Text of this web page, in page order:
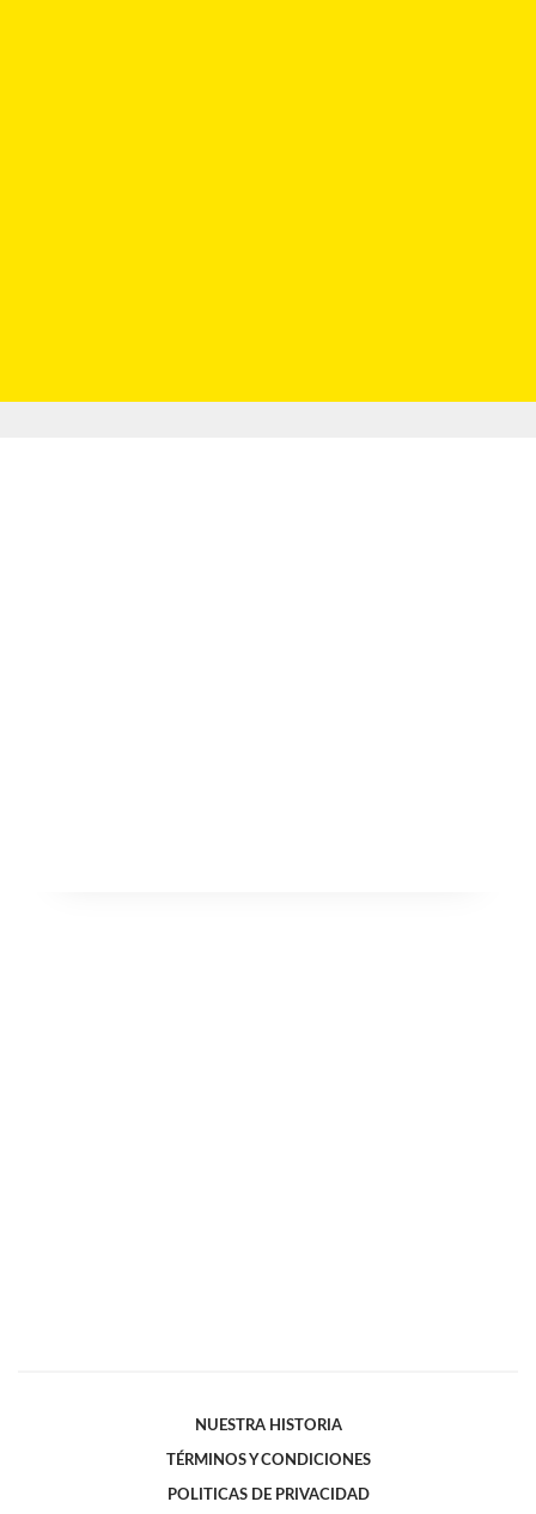
NUESTRA HISTORIA
TÉRMINOS Y CONDICIONES
POLITICAS DE PRIVACIDAD